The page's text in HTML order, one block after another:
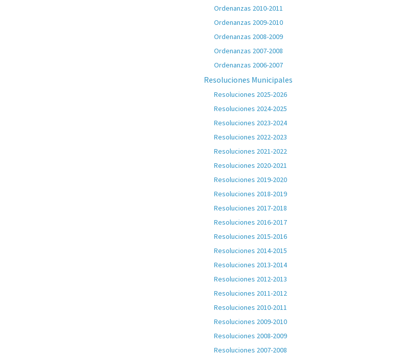
Ordenanzas 2010-2011
Ordenanzas 2009-2010
Ordenanzas 2008-2009
Ordenanzas 2007-2008
Ordenanzas 2006-2007
Resoluciones Municipales
Resoluciones 2025-2026
Resoluciones 2024-2025
Resoluciones 2023-2024
Resoluciones 2022-2023
Resoluciones 2021-2022
Resoluciones 2020-2021
Resoluciones 2019-2020
Resoluciones 2018-2019
Resoluciones 2017-2018
Resoluciones 2016-2017
Resoluciones 2015-2016
Resoluciones 2014-2015
Resoluciones 2013-2014
Resoluciones 2012-2013
Resoluciones 2011-2012
Resoluciones 2010-2011
Resoluciones 2009-2010
Resoluciones 2008-2009
Resoluciones 2007-2008